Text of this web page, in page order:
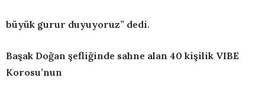
büyük gurur duyuyoruz” dedi.
Başak Doğan şefliğinde sahne alan 40 kişilik VIBE
Korosu’nun